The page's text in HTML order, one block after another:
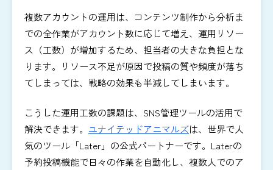
複数アカウントの運用は、コンテンツ制作から分析ま
での全作業がアカウント数に応じて増え、運用リソー
ス（工数）が増加するため、担当者の大きな負担とな
ります。リソース不足が原因で投稿の質や頻度が落ち
てしまっては、戦略の効果も半減してしまいます。
こうした運用工数の課題は、SNS管理ツールの活用で
解決できます。 ユナイテッドアニマルズは、世界で人
気のツール「Later」の公式パートナーです。Laterの
予約投稿機能で日々の作業を自動化し、複数人でのア